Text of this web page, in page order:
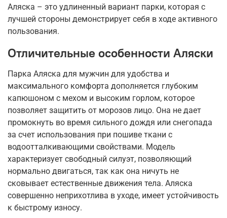
Аляска – это удлиненный вариант парки, которая с
лучшей стороны демонстрирует себя в ходе активного
пользования.
Отличительные особенности Аляски
Парка Аляска для мужчин для удобства и
максимального комфорта дополняется глубоким
капюшоном с мехом и высоким горлом, которое
позволяет защитить от морозов лицо. Она не дает
промокнуть во время сильного дождя или снегопада
за счет использования при пошиве ткани с
водоотталкивающими свойствами. Модель
характеризует свободный силуэт, позволяющий
нормально двигаться, так как она ничуть не
сковывает естественные движения тела. Аляска
совершенно неприхотлива в уходе, имеет устойчивость
к быстрому износу.